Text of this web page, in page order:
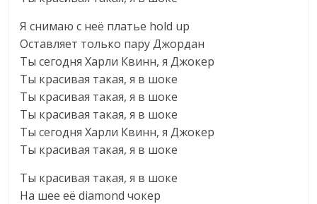
Я снимаю с неё платье hold up
Оставляет только пару Джордан
Ты сегодня Харли Квинн, я Джокер
Ты красивая такая, я в шоке
Ты красивая такая, я в шоке
Ты красивая такая, я в шоке
Ты сегодня Харли Квинн, я Джокер
Ты красивая такая, я в шоке
Ты красивая такая, я в шоке
На шее её diamond чокер